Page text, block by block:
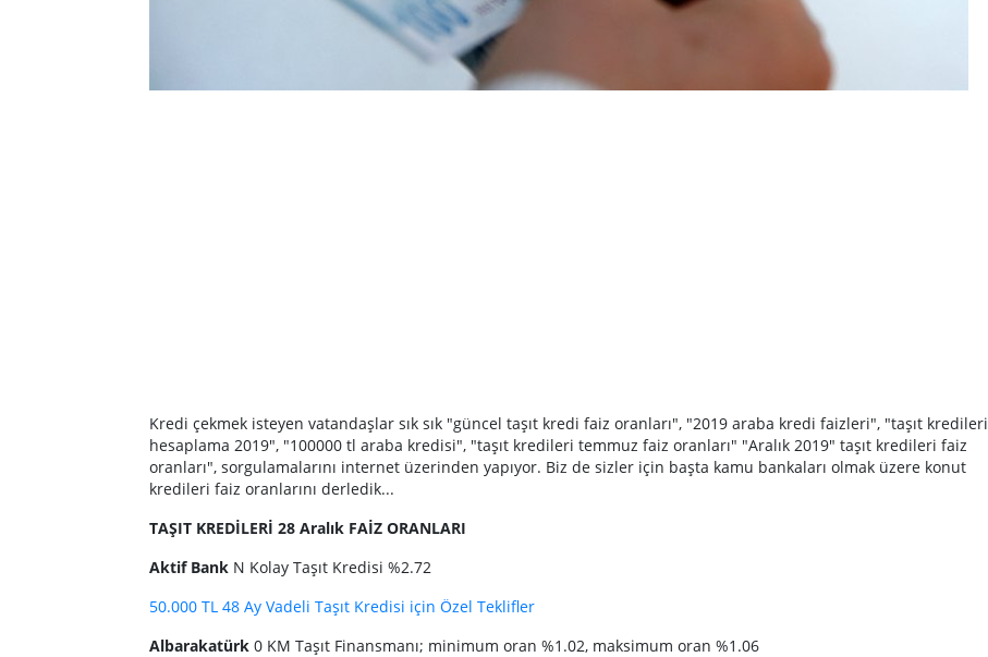
Kredi çekmek isteyen vatandaşlar sık sık "güncel taşıt kredi faiz oranları", "2019 araba kredi faizleri", "taşıt kredileri
hesaplama 2019", "100000 tl araba kredisi", "taşıt kredileri temmuz faiz oranları" "Aralık 2019" taşıt kredileri faiz
oranları", sorgulamalarını internet üzerinden yapıyor. Biz de sizler için başta kamu bankaları olmak üzere konut
kredileri faiz oranlarını derledik...
TAŞIT KREDİLERİ 28 Aralık FAİZ ORANLARI
Aktif Bank N Kolay Taşıt Kredisi %2.72
50.000 TL 48 Ay Vadeli Taşıt Kredisi için Özel Teklifler
Albarakatürk 0 KM Taşıt Finansmanı; minimum oran %1.02, maksimum oran %1.06